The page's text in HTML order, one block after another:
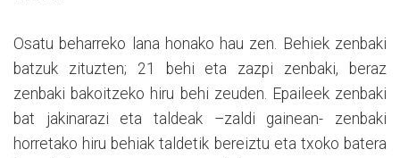
Osatu beharreko lana honako hau zen. Behiek zenbaki
batzuk zituzten; 21 behi eta zazpi zenbaki, beraz
zenbaki bakoitzeko hiru behi zeuden. Epaileek zenbaki
bat jakinarazi eta taldeak –zaldi gainean- zenbaki
horretako hiru behiak taldetik bereiztu eta txoko batera